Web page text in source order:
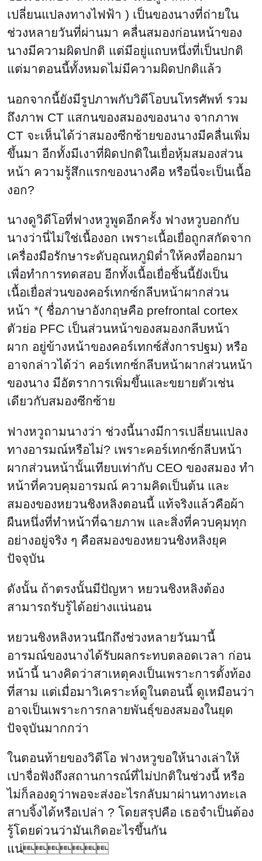
เปลี่ยนแปลงทางไฟฟ้า ) เป็นของนางที่ถ่ายใน
ช่วงหลายวันที่ผ่านมา คลื่นสมองก่อนหน้าของ
นางมีความผิดปกติ แต่มีอยู่แถบหนึ่งที่เป็นปกติ
แต่มาตอนนี้ทั้งหมดไม่มีความผิดปกติแล้ว
นอกจากนี้ยังมีรูปภาพกับวิดีโอบนโทรศัพท์ รวม
ถึงภาพ CT แสกนของสมองของนาง จากภาพ
CT จะเห็นได้ว่าสมองซีกซ้ายของนางมีคลื่นเพิ่ม
ขึ้นมา อีกทั้งมีเงาที่ผิดปกติในเยื่อหุ้มสมองส่วน
หน้า ความรู้สึกแรกของนางคือ หรือนี่จะเป็นเนื้อ
งอก?
นางดูวิดีโอที่ฟางหวูพูดอีกครั้ง ฟางหวูบอกกับ
นางว่านี่ไม่ใช่เนื้องอก เพราะเนื้อเยื่อถูกสกัดจาก
เครื่องมือรักษาระดับอุณหภูมิต่ำให้คงที่ออกมา
เพื่อทำการทดสอบ อีกทั้งเนื้อเยื่อชิ้นนี้ยังเป็น
เนื้อเยื่อส่วนของคอร์เทกซ์กลีบหน้าผากส่วน
หน้า *( ชื่อภาษาอังกฤษคือ prefrontal cortex
ตัวย่อ PFC เป็นส่วนหน้าของสมองกลีบหน้า
ผาก อยู่ข้างหน้าของคอร์เทกซ์สั่งการปฐม) หรือ
อาจกล่าวได้ว่า คอร์เทกซ์กลีบหน้าผากส่วนหน้า
ของนาง มีอัตราการเพิ่มขึ้นและขยายตัวเช่น
เดียวกับสมองซีกซ้าย
ฟางหวูถามนางว่า ช่วงนี้นางมีการเปลี่ยนแปลง
ทางอารมณ์หรือไม่? เพราะคอร์เทกซ์กลีบหน้า
ผากส่วนหน้านั้นเทียบเท่ากับ CEO ของสมอง ทำ
หน้าที่ควบคุมอารมณ์ ความคิดเป็นต้น และ
สมองของหยวนชิงหลิงตอนนี้ แท้จริงแล้วคือผ้า
ผืนหนึ่งที่ทำหน้าที่ฉายภาพ และสิ่งที่ควบคุมทุก
อย่างอยู่จริง ๆ คือสมองของหยวนชิงหลิงยุค
ปัจจุบัน
ดังนั้น ถ้าตรงนั้นมีปัญหา หยวนชิงหลิงต้อง
สามารถรับรู้ได้อย่างแน่นอน
หยวนชิงหลิงหวนนึกถึงช่วงหลายวันมานี้
อารมณ์ของนางได้รับผลกระทบตลอดเวลา ก่อน
หน้านี้ นางคิดว่าสาเหตุคงเป็นเพราะการตั้งท้อง
ที่สาม แต่เมื่อมาวิเคราะห์ดูในตอนนี้ ดูเหมือนว่า
อาจเป็นเพราะการกลายพันธุ์ของสมองในยุด
ปัจจุบันมากกว่า
ในตอนท้ายของวิดีโอ ฟางหวูขอให้นางเล่าให้
เปาจื่อฟังถึงสถานการณ์ที่ไม่ปกติในช่วงนี้ หรือ
ไม่ก็ลองดูว่าพอจะส่งอะไรกลับมาผ่านทางทะเล
สาบจิ้งได้หรือเปล่า ? โดยสรุปคือ เธอจำเป็นต้อง
รู้โดยด่วนว่ามันเกิดอะไรขึ้นกัน
แน่